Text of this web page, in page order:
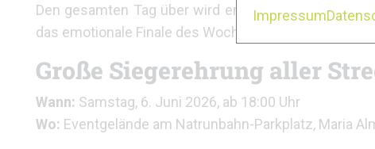
Den gesamten Tag über wird entlang der Trails und
das emotionale Finale des Wochenendes ansteht.
Große Siegerehrung aller
Wann: Samstag, 6. Juni 2026, ab 18:00 Uhr
Wo: Eventgelände am Natrunbahn-Parkplatz, Maria
Impressum